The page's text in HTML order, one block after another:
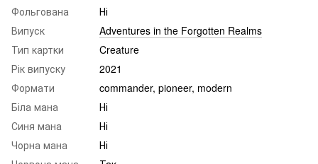
Фольгована
Ні
Випуск
Adventures in the Forgotten Realms
Тип картки
Creature
Рік випуску
2021
Формати
commander, pioneer, modern
Біла мана
Ні
Синя мана
Ні
Чорна мана
Ні